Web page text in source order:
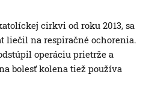
cirkvi od roku 2013, sa
liečil na respiračné ochorenia.
operáciu prietrže a
bolesť kolena tiež používa